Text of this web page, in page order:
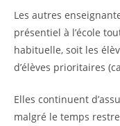
Les autres
présentiel à l’école
habituelle, soit les
d’élèves prioritaires
Elles continuent
malgré le temps